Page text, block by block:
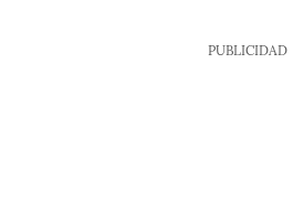
PUBLICIDAD